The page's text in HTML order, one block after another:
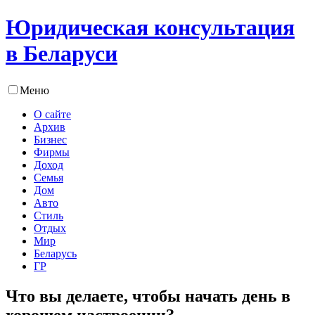
Юридическая консультация
в Беларуси
Меню
О сайте
Архив
Бизнес
Фирмы
Доход
Семья
Дом
Авто
Стиль
Отдых
Мир
Беларусь
ГР
Что вы делаете, чтобы начать день в